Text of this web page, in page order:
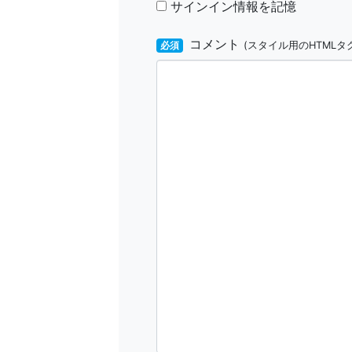
サインイン情報を記憶
必須 コメント (スタイル用のHTMLタ